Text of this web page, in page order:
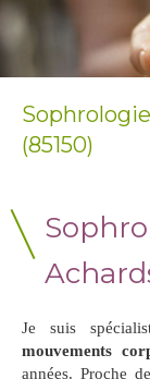
(85150)
Je suis
mouvements
années. Proche